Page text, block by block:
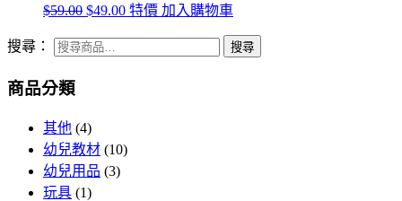
$59.00 $49.00 特價 加入購物車
搜尋：
商品分類
其他 (4)
幼兒教材 (10)
幼兒用品 (3)
玩具 (1)